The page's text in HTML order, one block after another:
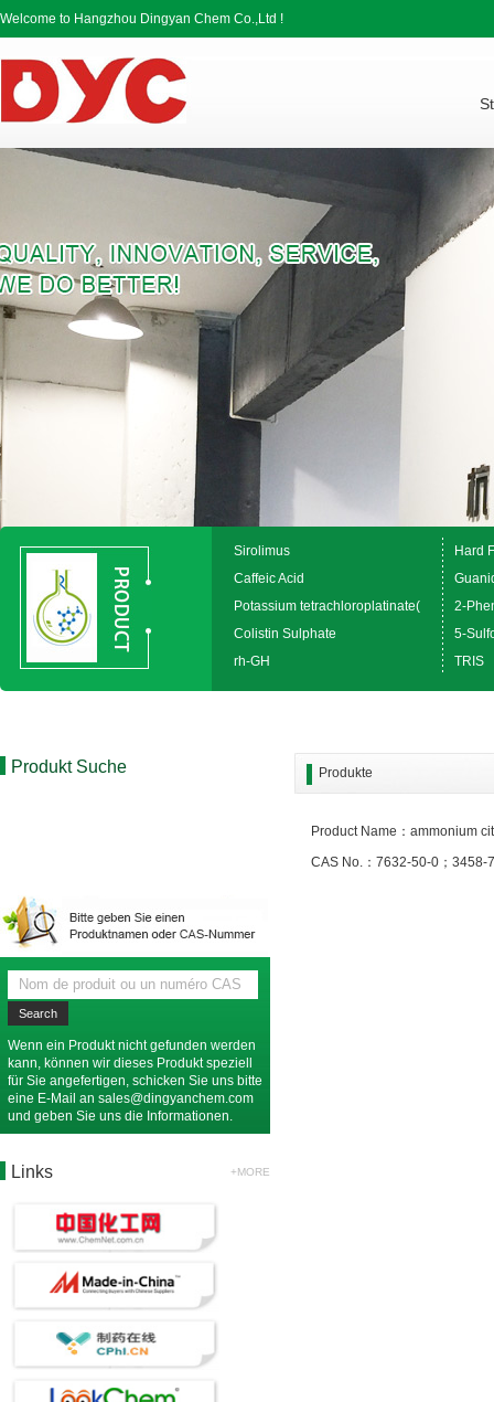
Welcome to Hangzhou Dingyan Chem Co.,Ltd !
Sirolimus
Hard
Caffeic Acid
Potassium tetrachloroplatinate(
2-
Colistin Sulphate
5-
rh-GH
TRIS
Produkt Suche
Wenn ein Produkt nicht gefunden werden
kann, können wir dieses Produkt speziell
für Sie angefertigen, schicken Sie uns bitte
eine E-Mail an sales@dingyanchem.com
und geben Sie uns die Informationen.
Links +MORE
Produkte
Product Name：ammonium
CAS No.：7632-50-0；3458-